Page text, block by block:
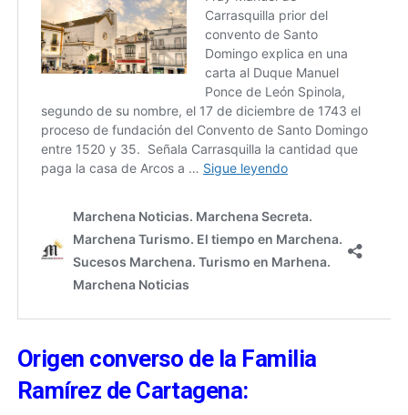
Origen converso de la Familia
Ramírez de Cartagena: